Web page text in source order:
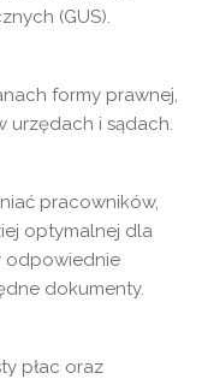
(GUS).
formy prawnej,
urzędach i sądach.
pracowników,
optymalnej dla
odpowiednie
dokumenty.
płac oraz